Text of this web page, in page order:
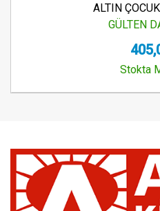
ALTIN
GÜLTEN
Stokta